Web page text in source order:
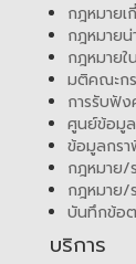
กฎหมายเ
กฎหมายน่
กฎหมายใ
มติคณะก
การรับฟั
ศูนย์ข้อมู
ข้อมูลกร
กฎหมาย/
กฎหมาย/
บันทึกข้อ
บริการ